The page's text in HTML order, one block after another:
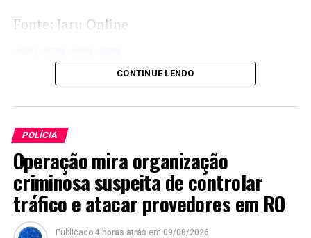
Fonte: Jaru Online
Twitter
Facebook
WhatsApp
Share
CONTINUE LENDO
POLÍCIA
Operação mira organização
criminosa suspeita de controlar
tráfico e atacar provedores em RO
Publicado 4 horas atrás em 09/08/2026